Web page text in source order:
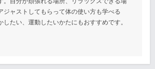
ジャストしてもらって体の使い方も学べる
したい、運動したいかたにもおすすめです。